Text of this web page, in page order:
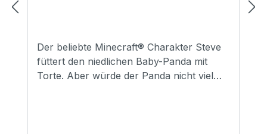
Der beliebte Minecraft® Charakter Steve
füttert den niedlichen Baby-Panda mit
Torte. Aber würde der Panda nicht viel